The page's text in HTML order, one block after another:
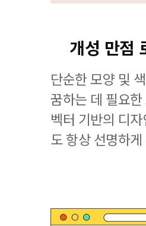
개성 만점
단순한 모양 및
꿈하는 데 필요
벡터 기반의 디
도 항상 선명하